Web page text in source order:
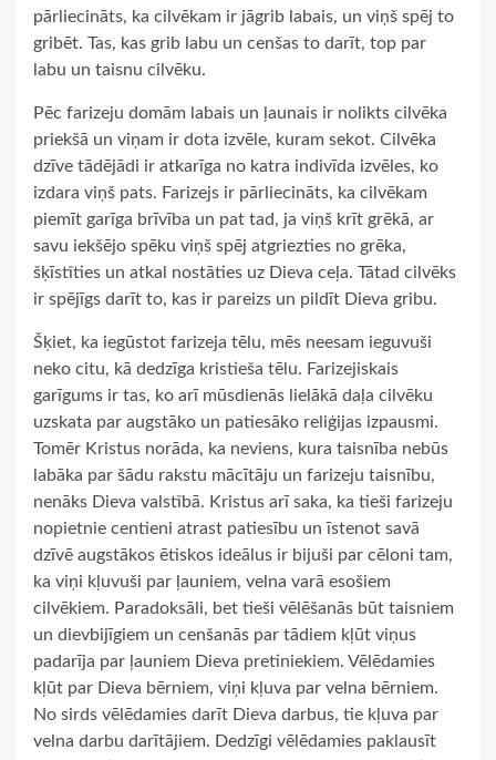
pārliecināts, ka cilvēkam ir jāgrib labais, un viņš spēj to
gribēt. Tas, kas grib labu un cenšas to darīt, top par
labu un taisnu cilvēku.
Pēc farizeju domām labais un ļaunais ir nolikts cilvēka
priekšā un viņam ir dota izvēle, kuram sekot. Cilvēka
dzīve tādējādi ir atkarīga no katra indivīda izvēles, ko
izdara viņš pats. Farizejs ir pārliecināts, ka cilvēkam
piemīt garīga brīvība un pat tad, ja viņš krīt grēkā, ar
savu iekšējo spēku viņš spēj atgriezties no grēka,
šķīstīties un atkal nostāties uz Dieva ceļa. Tātad cilvēks
ir spējīgs darīt to, kas ir pareizs un pildīt Dieva gribu.
Šķiet, ka iegūstot farizeja tēlu, mēs neesam ieguvuši
neko citu, kā dedzīga kristieša tēlu. Farizejiskais
garīgums ir tas, ko arī mūsdienās lielākā daļa cilvēku
uzskata par augstāko un patiesāko reliģijas izpausmi.
Tomēr Kristus norāda, ka neviens, kura taisnība nebūs
labāka par šādu rakstu mācītāju un farizeju taisnību,
nenāks Dieva valstībā. Kristus arī saka, ka tieši farizeju
nopietnie centieni atrast patiesību un īstenot savā
dzīvē augstākos ētiskos ideālus ir bijuši par cēloni tam,
ka viņi kļuvuši par ļauniem, velna varā esošiem
cilvēkiem. Paradoksāli, bet tieši vēlēšanās būt taisniem
un dievbijīgiem un cenšanās par tādiem kļūt viņus
padarīja par ļauniem Dieva pretiniekiem. Vēlēdamies
kļūt par Dieva bērniem, viņi kļuva par velna bērniem.
No sirds vēlēdamies darīt Dieva darbus, tie kļuva par
velna darbu darītājiem. Dedzīgi vēlēdamies paklausīt